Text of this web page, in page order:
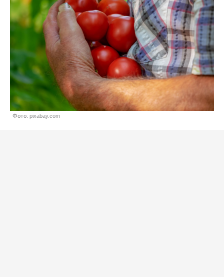
Фото: pixabay.com